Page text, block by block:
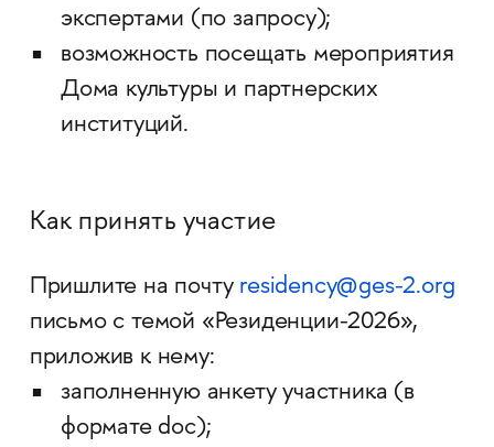
экспертами (по запросу);
возможность посещать мероприятия
Дома культуры и партнерских
институций.
Как принять участие
Пришлите на почту residency@ges-2.org
письмо с темой «Резиденции-2026»,
приложив к нему:
заполненную анкету участника (в
формате doc);